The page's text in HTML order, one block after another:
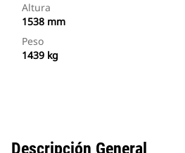
Altura
1538 mm
Peso
1439 kg